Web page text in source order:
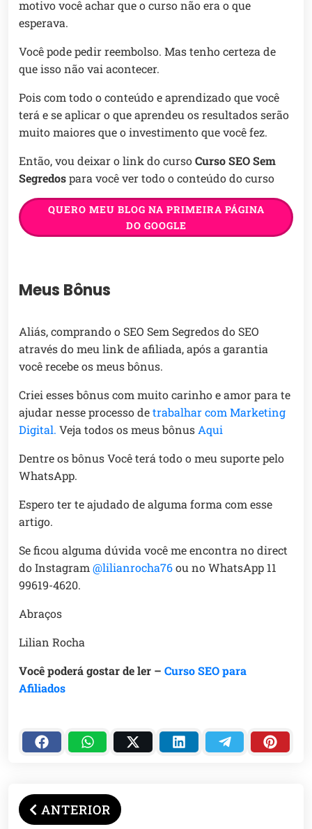
motivo você achar que o curso não era o que
esperava.
Você pode pedir reembolso. Mas tenho certeza de
que isso não vai acontecer.
Pois com todo o conteúdo e aprendizado que você
terá e se aplicar o que aprendeu os resultados serão
muito maiores que o investimento que você fez.
Então, vou deixar o link do cursoCurso SEO Sem
Segredospara você ver todo o conteúdo do curso
QUERO MEU BLOG NA PRIMEIRA PÁGINA
DO GOOGLE
Meus Bônus
Aliás, comprando o SEO Sem Segredos do SEO
através do meu link de afiliada, após a garantia
você recebe os meus bônus.
Criei esses bônus com muito carinho e amor para te
ajudar nesse processo detrabalhar com Marketing
Digital. Veja todos os meus bônusAqui
Dentre os bônus Você terá todo o meu suporte pelo
WhatsApp.
Espero ter te ajudado de alguma forma com esse
artigo.
Se ficou alguma dúvida você me encontra no direct
do Instagram@lilianrocha76ou no WhatsApp 11
99619-4620.
Abraços
Lilian Rocha
Você poderá gostar de ler – Curso SEO para
Afiliados
ANTERIOR